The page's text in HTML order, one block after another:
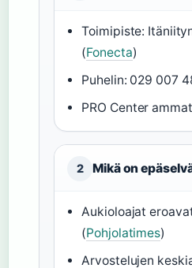
Toimipiste:
(Fonecta)
Puhelin: 029 007
PRO Center
2 Mikä on
Aukioloajat
(Pohjolatimes)
Arvostelujen